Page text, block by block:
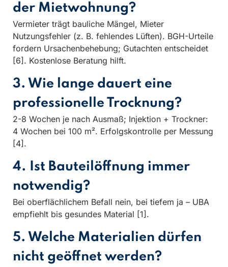
der Mietwohnung?
Vermieter trägt bauliche Mängel, Mieter
Nutzungsfehler (z. B. fehlendes Lüften). BGH-Urteile
fordern Ursachenbehebung; Gutachten entscheidet
[6]. Kostenlose Beratung hilft.
3. Wie lange dauert eine
professionelle Trocknung?
2-8 Wochen je nach Ausmaß; Injektion + Trockner:
4 Wochen bei 100 m². Erfolgskontrolle per Messung
[4].
4. Ist Bauteilöffnung immer
notwendig?
Bei oberflächlichem Befall nein, bei tiefem ja – UBA
empfiehlt bis gesundes Material [1].
5. Welche Materialien dürfen
nicht geöffnet werden?